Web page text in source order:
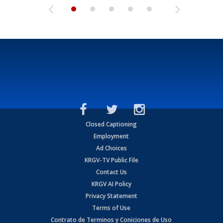
Closed Captioning
Employment
Ad Choices
KRGV-TV Public File
Contact Us
KRGV AI Policy
Privacy Statement
Terms of Use
Contrato de Terminos y Coniciones de Uso